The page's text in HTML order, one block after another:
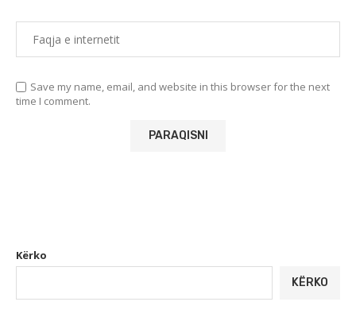
Save my name, email, and website in this browser for the next
time I comment.
Kërko
KËRKO